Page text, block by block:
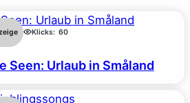
Klicks: 60
Seen: Urlaub in Småland